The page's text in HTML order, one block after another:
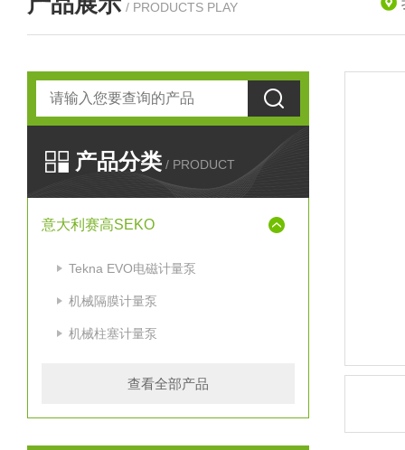
/ PRODUCTS PLAY
产品分类 / PRODUCT
意大利赛高SEKO
Tekna EVO电磁计量泵
机械隔膜计量泵
机械柱塞计量泵
查看全部产品